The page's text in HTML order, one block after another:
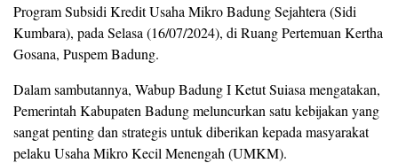
Program Subsidi Kredit Usaha Mikro Badung Sejahtera (Sidi
Kumbara), pada Selasa (16/07/2024), di Ruang Pertemuan Kertha
Gosana, Puspem Badung.
Dalam sambutannya, Wabup Badung I Ketut Suiasa mengatakan,
Pemerintah Kabupaten Badung meluncurkan satu kebijakan yang
sangat penting dan strategis untuk diberikan kepada masyarakat
pelaku Usaha Mikro Kecil Menengah (UMKM).